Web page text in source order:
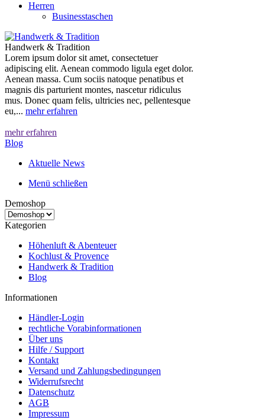
Herren
Businesstaschen
Handwerk & Tradition
Lorem ipsum dolor sit amet, consectetuer
adipiscing elit. Aenean commodo ligula eget dolor.
Aenean massa. Cum sociis natoque penatibus et
magnis dis parturient montes, nascetur ridiculus
mus. Donec quam felis, ultricies nec, pellentesque
eu,... mehr erfahren
mehr erfahren
Blog
Aktuelle News
Menü schließen
Demoshop
Kategorien
Höhenluft & Abenteuer
Kochlust & Provence
Handwerk & Tradition
Blog
Informationen
Händler-Login
rechtliche Vorabinformationen
Über uns
Hilfe / Support
Kontakt
Versand und Zahlungsbedingungen
Widerrufsrecht
Datenschutz
AGB
Impressum